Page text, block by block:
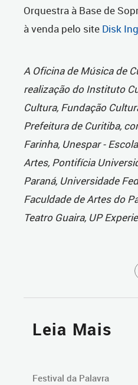
Orquestra à Base de
à venda pelo site Disk
A Oficina de Música de
realização do Instituto
Cultura, Fundação
Prefeitura de Curitiba,
Farinha, Unespar -
Artes, Pontifícia
Paraná, Universidade
Faculdade de Artes do
Teatro Guaira, UP
Leia Mais
Festival da Palavra